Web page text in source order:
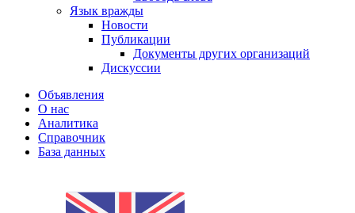
Язык вражды
Новости
Публикации
Документы других организаций
Дискуссии
Объявления
О нас
Аналитика
Справочник
База данных